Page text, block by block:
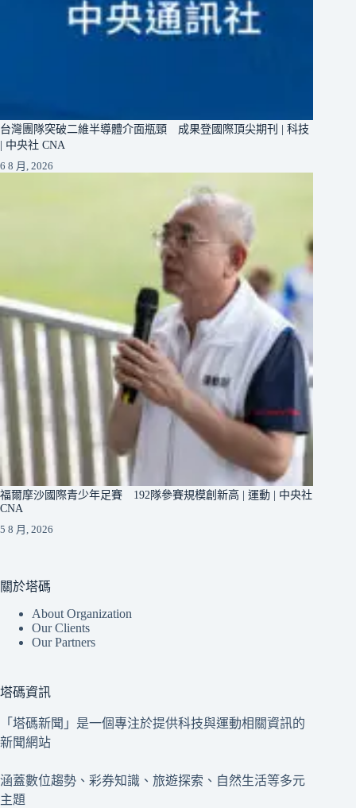
台灣團隊突破二維半導體介面瓶頸 成果登國際頂尖期刊 | 科技
| 中央社 CNA
6 8 月, 2026
福爾摩沙國際青少年足賽 192隊參賽規模創新高 | 運動 | 中央社
CNA
5 8 月, 2026
關於塔碼
About Organization
Our Clients
Our Partners
塔碼資訊
「塔碼新聞」是一個專注於提供科技與運動相關資訊的
新聞網站
涵蓋數位趨勢、彩券知識、旅遊探索、自然生活等多元
主題